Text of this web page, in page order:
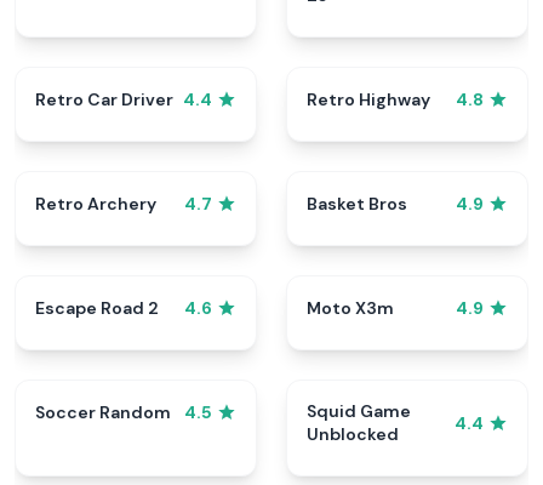
Retro Car Driver 4.4 Retro Highway 4.8
Retro Archery 4.7 Basket Bros 4.9
Escape Road 2 4.6 Moto X3m 4.9
Soccer Random 4.5
Squid Game
Unblocked
4.4